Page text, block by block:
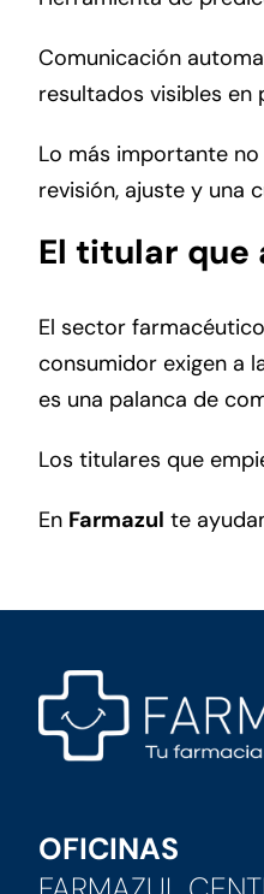
Comunicación
resultados visibles en
Lo más importante
revisión, ajuste y una
El titular que
El sector
consumidor exigen a
es una palanca de
Los titulares que
En Farmazul te
OFICINAS